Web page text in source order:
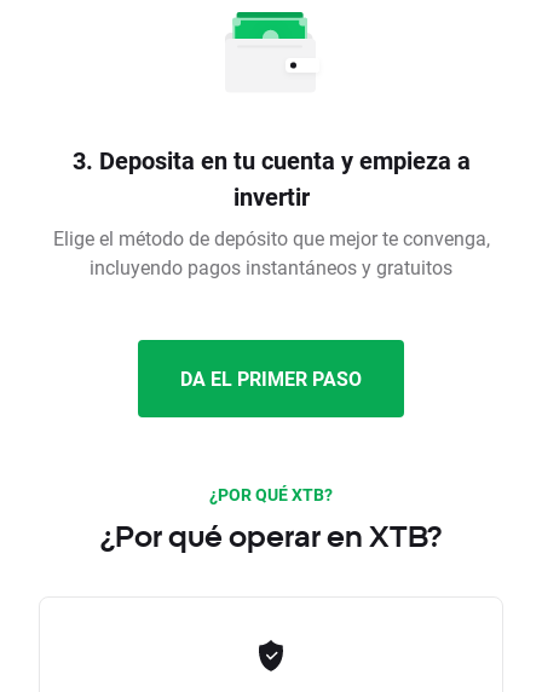
3. Deposita en tu cuenta y empieza a
invertir
Elige el método de depósito que mejor te convenga,
incluyendo pagos instantáneos y gratuitos
DA EL PRIMER PASO
¿POR QUÉ XTB?
¿Por qué operar en XTB?